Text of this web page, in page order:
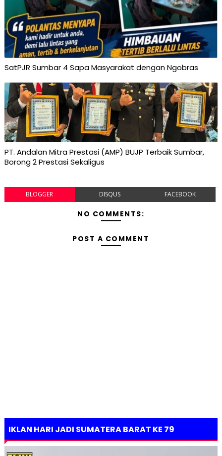
SatPJR Sumbar 4 Sapa Masyarakat dengan Ngobras
PT. Andalan Mitra Prestasi (AMP) BUJP Terbaik Sumbar,
Borong 2 Prestasi Sekaligus
BLOGGER DISQUS FACEBOOK
NO COMMENTS:
POST A COMMENT
IKLAN HARI JADI SUMATERA BARAT KE 79